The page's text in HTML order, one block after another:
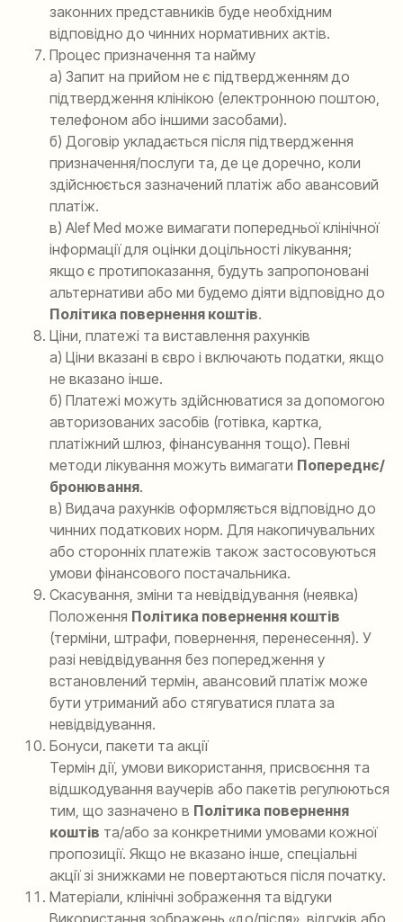
законних представників буде необхідним
відповідно до чинних нормативних актів.
Процес призначення та найму
а) Запит на прийом не є підтвердженням до
підтвердження клінікою (електронною поштою,
телефоном або іншими засобами).
б) Договір укладається після підтвердження
призначення/послуги та, де це доречно, коли
здійснюється зазначений платіж або авансовий
платіж.
в) Alef Med може вимагати попередньої клінічної
інформації для оцінки доцільності лікування;
якщо є протипоказання, будуть запропоновані
альтернативи або ми будемо діяти відповідно до
Політика повернення коштів.
Ціни, платежі та виставлення рахунків
а) Ціни вказані в євро і включають податки, якщо
не вказано інше.
б) Платежі можуть здійснюватися за допомогою
авторизованих засобів (готівка, картка,
платіжний шлюз, фінансування тощо). Певні
методи лікування можуть вимагати Попереднє/
бронювання.
в) Видача рахунків оформляється відповідно до
чинних податкових норм. Для накопичувальних
або сторонніх платежів також застосовуються
умови фінансового постачальника.
Скасування, зміни та невідвідування (неявка)
Положення Політика повернення коштів
(терміни, штрафи, повернення, перенесення). У
разі невідвідування без попередження у
встановлений термін, авансовий платіж може
бути утриманий або стягуватися плата за
невідвідування.
Бонуси, пакети та акції
Термін дії, умови використання, присвоєння та
відшкодування ваучерів або пакетів регулюються
тим, що зазначено в Політика повернення
коштів та/або за конкретними умовами кожної
пропозиції. Якщо не вказано інше, спеціальні
акції зі знижками не повертаються після початку.
Матеріали, клінічні зображення та відгуки
Використання зображень «до/після», відгуків або